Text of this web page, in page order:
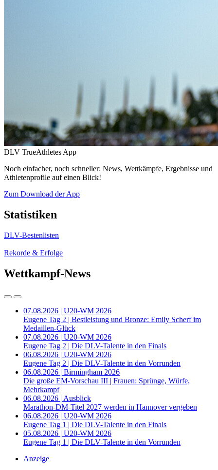
DLV TrueAthletes App
Noch einfacher, noch schneller: News, Wettkämpfe, Ergebnisse und
Athletenprofile auf einen Blick!
Zum Download der App
Statistiken
DLV-Bestenlisten
Rekorde & Erfolge
Wettkampf-News
07.08.2026 | U20-WM 2026
Eugene Tag 2 | Bestleistung und Bronze: Emily Scherf im
Medaillen-Glück
07.08.2026 | U20-WM 2026
Eugene Tag 2 | Die DLV-Talente in den Finals
06.08.2026 | U20-WM 2026
Eugene Tag 2 | Die DLV-Talente in den Vorrunden
06.08.2026 | Birmingham 2026
Die große EM-Vorschau III | Frauen: Sprünge, Würfe,
Mehrkampf
06.08.2026 | Ausblick
Marathon-DM-Titel 2027 werden in Hannover vergeben
06.08.2026 | U20-WM 2026
Eugene Tag 1 | Die DLV-Talente in den Finals
05.08.2026 | U20-WM 2026
Eugene Tag 1 | Die DLV-Talente in den Vorrunden
Anzeige